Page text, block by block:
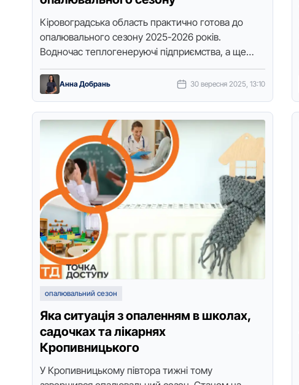
Кіровоградська область практично готова до
опалювального сезону 2025-2026 років.
Водночас теплогенеруючі підприємства, а ще
державні установи й організації не підписали
угоди з постачальником газу. Чому …
Анна Добрань 30 вересня 2025, 13:10
опалювальний сезон
Яка ситуація з опаленням в школах,
садочках та лікарнях
Кропивницького
У Кропивницькому півтора тижні тому